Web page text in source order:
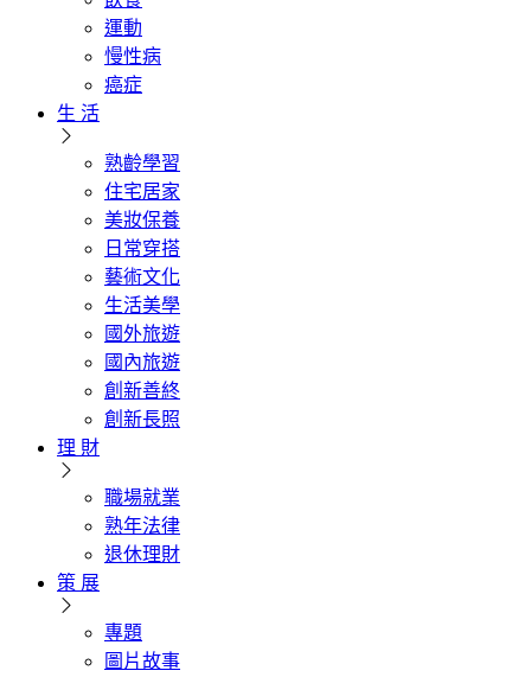
運動
慢性病
癌症
生 活
熟齡學習
住宅居家
美妝保養
日常穿搭
藝術文化
生活美學
國外旅遊
國內旅遊
創新善終
創新長照
理 財
職場就業
熟年法律
退休理財
策 展
專題
圖片故事